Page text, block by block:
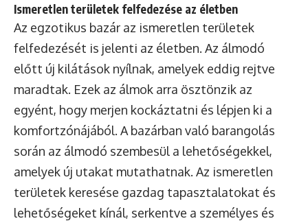
Ismeretlen területek felfedezése az életben
Az egzotikus bazár az ismeretlen területek
felfedezését is jelenti az életben. Az álmodó
előtt új kilátások nyílnak, amelyek eddig rejtve
maradtak. Ezek az álmok arra ösztönzik az
egyént, hogy merjen kockáztatni és lépjen ki a
komfortzónájából. A bazárban való barangolás
során az álmodó szembesül a lehetőségekkel,
amelyek új utakat mutathatnak. Az ismeretlen
területek keresése gazdag tapasztalatokat és
lehetőségeket kínál, serkentve a személyes és